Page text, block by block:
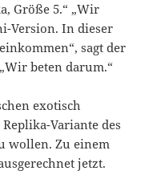
Größe 5.“ „Wir
Version. In dieser
sagt der
beten darum.“
exotisch
Variante des
wollen. Zu einem
jetzt.